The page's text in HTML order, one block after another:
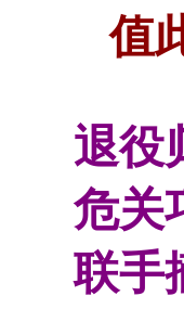
值此
退役
危关
联手